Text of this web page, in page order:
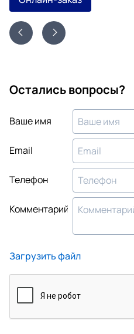
Остались вопросы?
Ваше имя
Email
Телефон
Комментарий
Загрузить файл